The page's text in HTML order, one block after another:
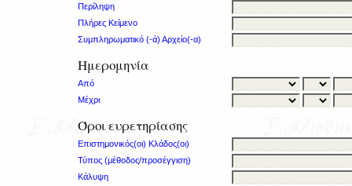
Περίληψη
Πλήρες Κείμενο
Συμπληρωματικό (-ά) Αρχείο(-α)
Ημερομηνία
Από
Μέχρι
Όροι ευρετηρίασης
Επιστημονικός(οι) Κλάδος(οι)
Τύπος (μέθοδος/προσέγγιση)
Κάλυψη